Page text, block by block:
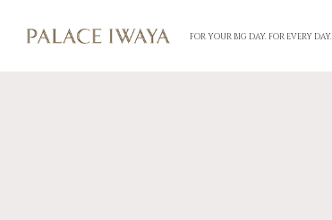
FOR YOUR BIG DAY. FOR EVERY DAY.